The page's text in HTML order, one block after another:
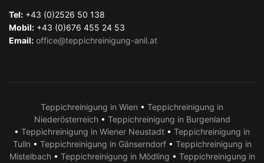
Tel: +43 (0)2526 50 138
Mobil: +43 (0)676 455 24 53
Email: office@teppichreinigung-anil.at
Teppichreinigung in Wien • Teppichreinigung in
Niederösterreich• Teppichreinigung in Burgenland
• Teppichreinigung in Wiener Neustadt • Teppichreinigung in
Tulln • Teppichreinigung in Gänserndorf• Teppichreinigung in
Mistelbach• Teppichreinigung in Mödling • Teppichreinigung in